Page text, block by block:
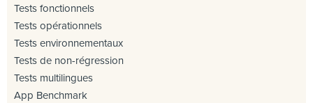
Tests fonctionnels
Tests opérationnels
Tests environnementaux
Tests de non-régression
Tests multilingues
App Benchmark